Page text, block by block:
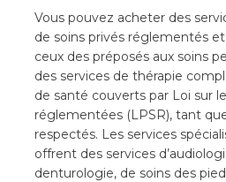
Vous pouvez acheter des
de soins privés réglementés
ceux des préposés aux soins
des services de thérapie
de santé couverts par Loi sur
réglementées (LPSR), tant
respectés. Les services
offrent des services
denturologie, de soins des